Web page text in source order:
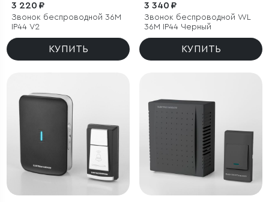
3 220 ₽
Звонок беспроводной 36M
IP44 V2
КУПИТЬ
3 340 ₽
Звонок беспроводной WL
36M IP44 Черный
КУПИТЬ